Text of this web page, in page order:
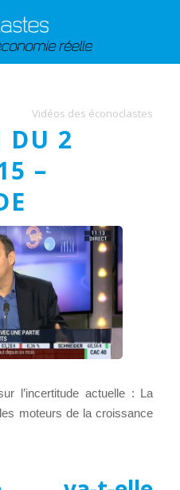
Vidéos des éconoclastes
DU 2
–
l’incertitude actuelle : La
moteurs de la croissance